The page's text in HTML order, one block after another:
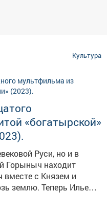
Культура
«богатырской»
Руси, но и в
Горыныч находит
вместе с Князем и
землю. Теперь Илье
узнать, что такое
и древних